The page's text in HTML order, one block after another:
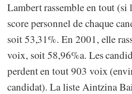
Lambert rassemble en tout (si
score personnel de chaque
soit 53,31%. En 2001, elle
voix, soit 58,96%a. Les
perdent en tout 903 voix
candidat). La liste Aintzina